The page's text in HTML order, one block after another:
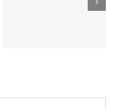
Yaïr Golan : une